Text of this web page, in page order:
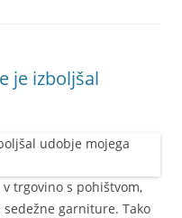
je izboljšal
trgovino s pohištvom,
garniture. Tako